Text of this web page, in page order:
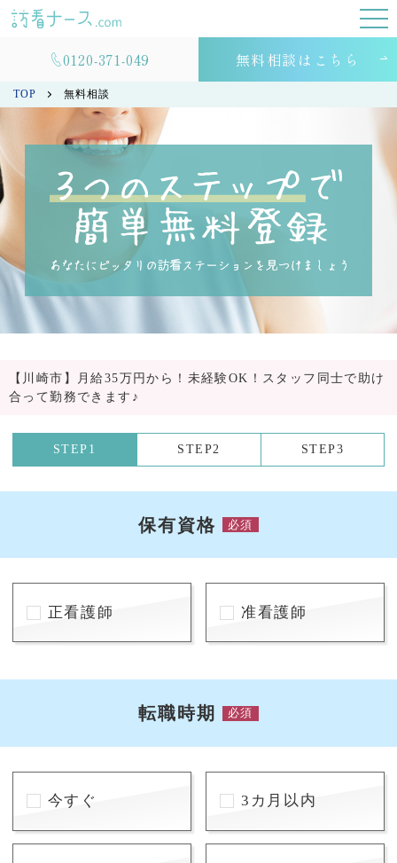
0120-371-049 無料相談はこちら
TOP 無料相談
【川崎市】月給35万円から！未経験OK！スタッフ同士で助け
合って勤務できます♪
STEP1 STEP2 STEP3
保有資格 必須
正看護師 准看護師
転職時期 必須
今すぐ 3カ月以内